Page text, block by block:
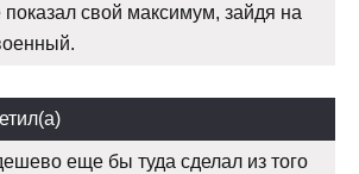
свой максимум, зайдя на
еще бы туда сделал из того